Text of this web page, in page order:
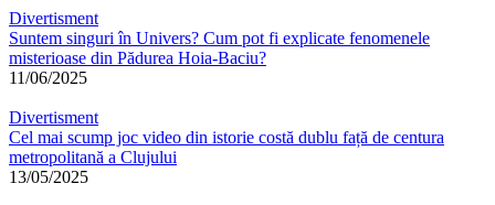
Divertisment
Suntem singuri în Univers? Cum pot fi explicate fenomenele
misterioase din Pădurea Hoia‑Baciu?
11/06/2025
Divertisment
Cel mai scump joc video din istorie costă dublu față de centura
metropolitană a Clujului
13/05/2025